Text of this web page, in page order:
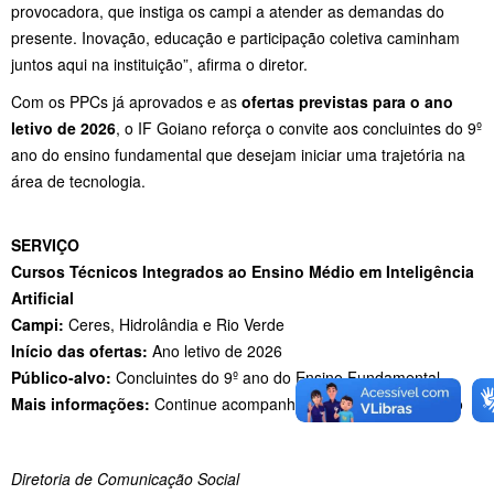
provocadora, que instiga os campi a atender as demandas do
presente. Inovação, educação e participação coletiva caminham
juntos aqui na instituição”, afirma o diretor.
Com os PPCs já aprovados e as ofertas previstas para o ano
letivo de 2026, o IF Goiano reforça o convite aos concluintes do 9º
ano do ensino fundamental que desejam iniciar uma trajetória na
área de tecnologia.
SERVIÇO
Cursos Técnicos Integrados ao Ensino Médio em Inteligência
Artificial
Campi: Ceres, Hidrolândia e Rio Verde
Início das ofertas: Ano letivo de 2026
Público-alvo: Concluintes do 9º ano do Ensino Fundamental
Mais informações: Continue acompanhando o Portal IF Goiano
Diretoria de Comunicação Social